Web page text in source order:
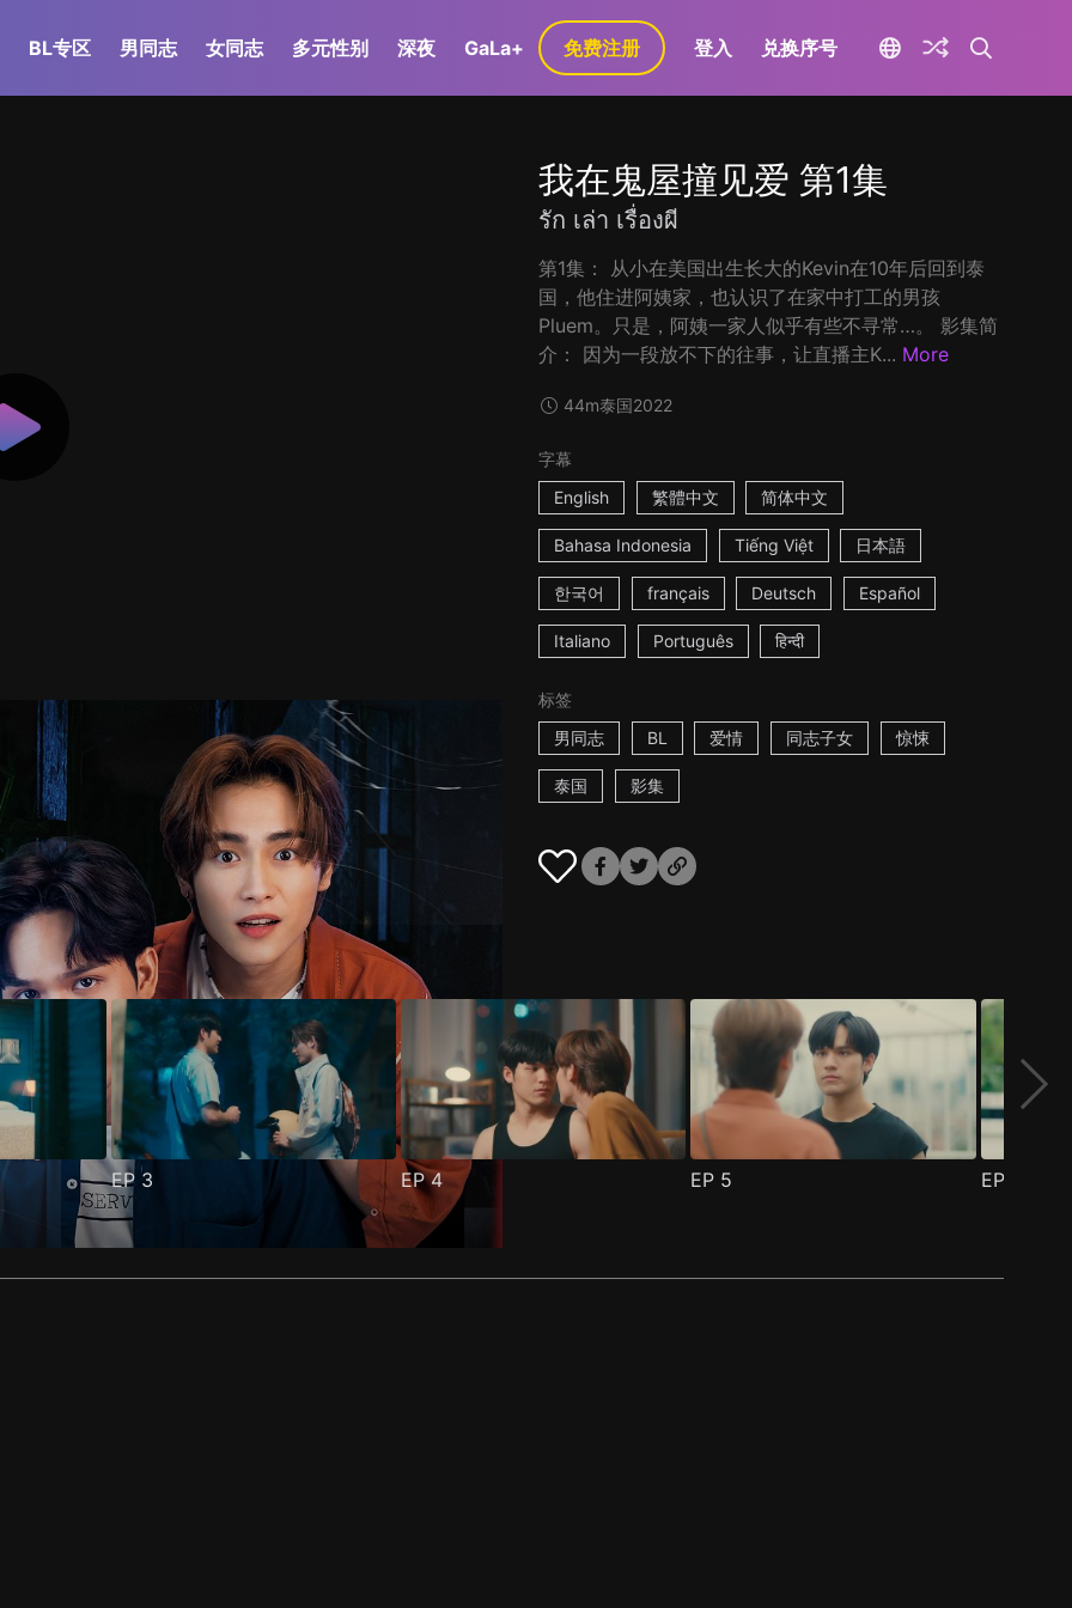
BL专区 男同志 女同志 多元性别 深夜 GaLa+ 免费注册 登入 兑换序号
我在鬼屋撞见爱 第1集
รัก เล่า เรื่องผี
第1集： 从小在美国出生长大的Kevin在10年后回到泰
国，他住进阿姨家，也认识了在家中打工的男孩
Pluem。只是，阿姨一家人似乎有些不寻常…。 影集简
介： 因为一段放不下的往事，让直播主K... More
44m泰国2022
字幕
English
繁體中文 简体中文
Bahasa Indonesia Tiếng Việt 日本語
한국어 français Deutsch Español
Italiano Português हिन्दी
标签
男同志
BL 爱情 同志子女 惊悚
泰国 影集
EP 3 EP4 EP 5 EP